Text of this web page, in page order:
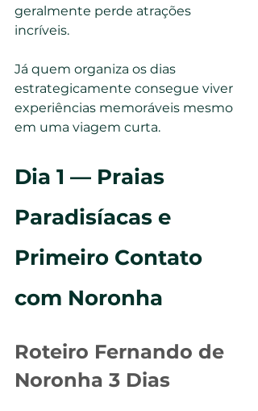
geralmente perde atrações
incríveis.
Já quem organiza os dias
estrategicamente consegue viver
experiências memoráveis mesmo
em uma viagem curta.
Dia 1 — Praias
Paradisíacas e
Primeiro Contato
com Noronha
Roteiro Fernando de
Noronha 3 Dias